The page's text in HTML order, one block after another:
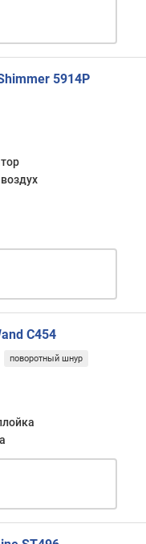
5914P
C454
поворотный шнур